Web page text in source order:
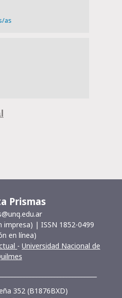
as
Prismas
impresa) | ISSN 1852-0499
en línea)
- Universidad Nacional de
352 (B1876BXD)